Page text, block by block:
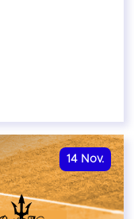
14 Nov.